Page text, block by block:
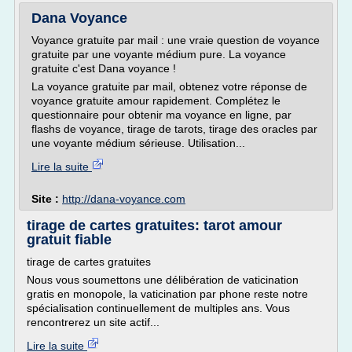
Dana Voyance
Voyance gratuite par mail : une vraie question de voyance
gratuite par une voyante médium pure. La voyance
gratuite c'est Dana voyance !
La voyance gratuite par mail, obtenez votre réponse de
voyance gratuite amour rapidement. Complétez le
questionnaire pour obtenir ma voyance en ligne, par
flashs de voyance, tirage de tarots, tirage des oracles par
une voyante médium sérieuse. Utilisation...
Lire la suite
Site : http://dana-voyance.com
tirage de cartes gratuites: tarot amour
gratuit fiable
tirage de cartes gratuites
Nous vous soumettons une délibération de vaticination
gratis en monopole, la vaticination par phone reste notre
spécialisation continuellement de multiples ans. Vous
rencontrerez un site actif...
Lire la suite